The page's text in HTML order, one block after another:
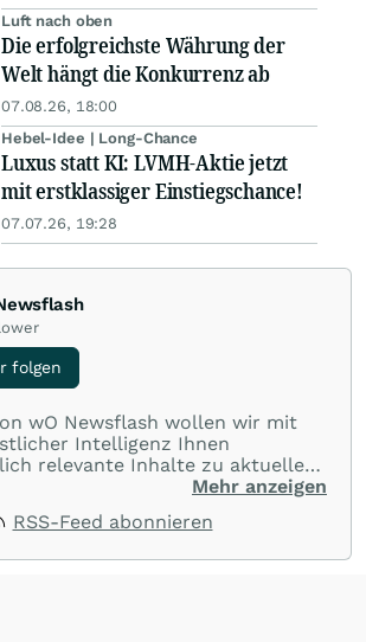
Luft nach oben
Die erfolgreichste Währung der
Welt hängt die Konkurrenz ab
07.08.26, 18:00
Hebel-Idee | Long-Chance
Luxus statt KI: LVMH-Aktie jetzt
mit erstklassiger Einstiegschance!
07.07.26, 19:28
folgen
wO Newsflash wollen wir mit
Intelligenz Ihnen
relevante Inhalte zu aktuellen
um Börse, Finanzmärkte aus
Mehr anzeigen
RSS-Feed abonnieren